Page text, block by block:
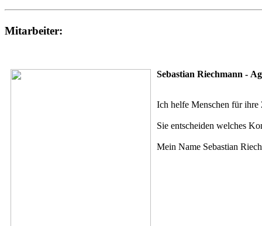
Mitarbeiter:
Sebastian Riechmann -
Ich helfe Menschen für
Sie entscheiden welches
Mein Name Sebastian